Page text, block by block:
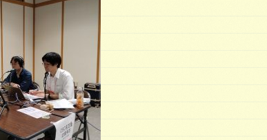
屋
案
内
チ